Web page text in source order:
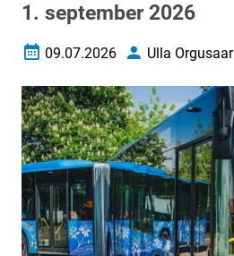
1. september 2026
Loomise kuupäev
09.07.2026 AutorUlla Orgusaar